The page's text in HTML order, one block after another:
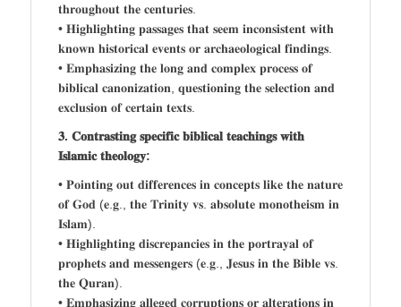
𝐭𝐡𝐫𝐨𝐮𝐠𝐡𝐨𝐮𝐭 𝐭𝐡𝐞 𝐜𝐞𝐧𝐭𝐮𝐫𝐢𝐞𝐬.
• 𝐇𝐢𝐠𝐡𝐥𝐢𝐠𝐡𝐭𝐢𝐧𝐠 𝐩𝐚𝐬𝐬𝐚𝐠𝐞𝐬 𝐭𝐡𝐚𝐭 𝐬𝐞𝐞𝐦 𝐢𝐧𝐜𝐨𝐧𝐬𝐢𝐬𝐭𝐞𝐧𝐭 𝐰𝐢𝐭𝐡
𝐤𝐧𝐨𝐰𝐧 𝐡𝐢𝐬𝐭𝐨𝐫𝐢𝐜𝐚𝐥 𝐞𝐯𝐞𝐧𝐭𝐬 𝐨𝐫 𝐚𝐫𝐜𝐡𝐚𝐞𝐨𝐥𝐨𝐠𝐢𝐜𝐚𝐥 𝐟𝐢𝐧𝐝𝐢𝐧𝐠𝐬.
• 𝐄𝐦𝐩𝐡𝐚𝐬𝐢𝐳𝐢𝐧𝐠 𝐭𝐡𝐞 𝐥𝐨𝐧𝐠 𝐚𝐧𝐝 𝐜𝐨𝐦𝐩𝐥𝐞𝐱 𝐩𝐫𝐨𝐜𝐞𝐬𝐬 𝐨𝐟
𝐛𝐢𝐛𝐥𝐢𝐜𝐚𝐥 𝐜𝐚𝐧𝐨𝐧𝐢𝐳𝐚𝐭𝐢𝐨𝐧, 𝐪𝐮𝐞𝐬𝐭𝐢𝐨𝐧𝐢𝐧𝐠 𝐭𝐡𝐞 𝐬𝐞𝐥𝐞𝐜𝐭𝐢𝐨𝐧 𝐚𝐧𝐝
𝐞𝐱𝐜𝐥𝐮𝐬𝐢𝐨𝐧 𝐨𝐟 𝐜𝐞𝐫𝐭𝐚𝐢𝐧 𝐭𝐞𝐱𝐭𝐬.
𝟑. 𝐂𝐨𝐧𝐭𝐫𝐚𝐬𝐭𝐢𝐧𝐠 𝐬𝐩𝐞𝐜𝐢𝐟𝐢𝐜 𝐛𝐢𝐛𝐥𝐢𝐜𝐚𝐥 𝐭𝐞𝐚𝐜𝐡𝐢𝐧𝐠𝐬 𝐰𝐢𝐭𝐡
𝐈𝐬𝐥𝐚𝐦𝐢𝐜 𝐭𝐡𝐞𝐨𝐥𝐨𝐠𝐲:
• 𝐏𝐨𝐢𝐧𝐭𝐢𝐧𝐠 𝐨𝐮𝐭 𝐝𝐢𝐟𝐟𝐞𝐫𝐞𝐧𝐜𝐞𝐬 𝐢𝐧 𝐜𝐨𝐧𝐜𝐞𝐩𝐭𝐬 𝐥𝐢𝐤𝐞 𝐭𝐡𝐞 𝐧𝐚𝐭𝐮𝐫𝐞
𝐨𝐟 𝐆𝐨𝐝 (𝐞.𝐠., 𝐭𝐡𝐞 𝐓𝐫𝐢𝐧𝐢𝐭𝐲 𝐯𝐬. 𝐚𝐛𝐬𝐨𝐥𝐮𝐭𝐞 𝐦𝐨𝐧𝐨𝐭𝐡𝐞𝐢𝐬𝐦 𝐢𝐧
𝐈𝐬𝐥𝐚𝐦).
• 𝐇𝐢𝐠𝐡𝐥𝐢𝐠𝐡𝐭𝐢𝐧𝐠 𝐝𝐢𝐬𝐜𝐫𝐞𝐩𝐚𝐧𝐜𝐢𝐞𝐬 𝐢𝐧 𝐭𝐡𝐞 𝐩𝐨𝐫𝐭𝐫𝐚𝐲𝐚𝐥 𝐨𝐟
𝐩𝐫𝐨𝐩𝐡𝐞𝐭𝐬 𝐚𝐧𝐝 𝐦𝐞𝐬𝐬𝐞𝐧𝐠𝐞𝐫𝐬 (𝐞.𝐠., 𝐉𝐞𝐬𝐮𝐬 𝐢𝐧 𝐭𝐡𝐞 𝐁𝐢𝐛𝐥𝐞 𝐯𝐬.
𝐭𝐡𝐞 𝐐𝐮𝐫𝐚𝐧).
• 𝐄𝐦𝐩𝐡𝐚𝐬𝐢𝐳𝐢𝐧𝐠 𝐚𝐥𝐥𝐞𝐠𝐞𝐝 𝐜𝐨𝐫𝐫𝐮𝐩𝐭𝐢𝐨𝐧𝐬 𝐨𝐫 𝐚𝐥𝐭𝐞𝐫𝐚𝐭𝐢𝐨𝐧𝐬 𝐢𝐧